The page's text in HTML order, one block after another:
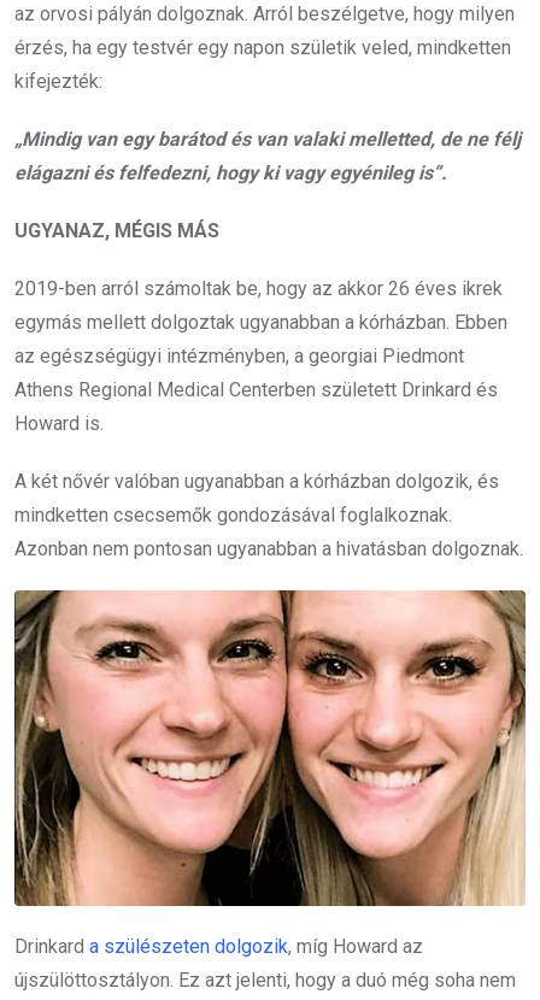
az orvosi pályán dolgoznak. Arról beszélgetve, hogy milyen
érzés, ha egy testvér egy napon születik veled, mindketten
kifejezték:
„Mindig van egy barátod és van valaki melletted, de ne félj
elágazni és felfedezni, hogy ki vagy egyénileg is”.
UGYANAZ, MÉGIS MÁS
2019-ben arról számoltak be, hogy az akkor 26 éves ikrek
egymás mellett dolgoztak ugyanabban a kórházban. Ebben
az egészségügyi intézményben, a georgiai Piedmont
Athens Regional Medical Centerben született Drinkard és
Howard is.
A két nővér valóban ugyanabban a kórházban dolgozik, és
mindketten csecsemők gondozásával foglalkoznak.
Azonban nem pontosan ugyanabban a hivatásban dolgoznak.
Drinkard a szülészeten dolgozik, míg Howard az
újszülöttosztályon. Ez azt jelenti, hogy a duó még soha nem